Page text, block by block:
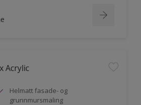
Acrylic
Helmatt fasade- og
grunnmursmaling